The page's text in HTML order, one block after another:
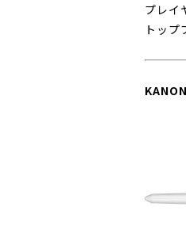
プレイ
トッ